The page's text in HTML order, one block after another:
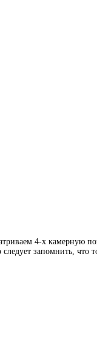
4-х камерную
запомнить, что